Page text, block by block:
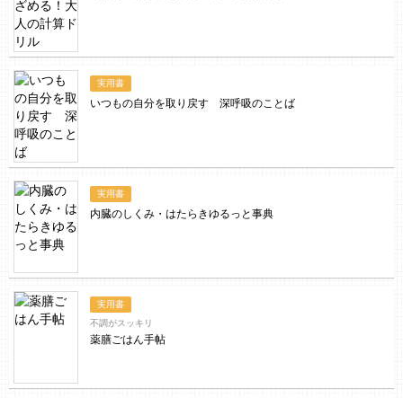
実用書
いつもの自分を取り戻す 深呼吸のことば
実用書
内臓のしくみ・はたらきゆるっと事典
実用書
不調がスッキリ
薬膳ごはん手帖